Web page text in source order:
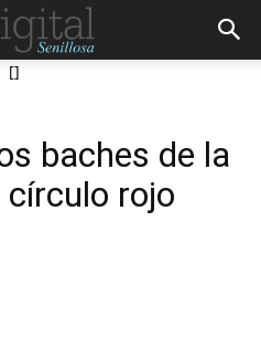
[]
baches de la
rojo